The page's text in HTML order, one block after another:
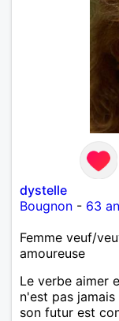
dystelle
Bougnon - 63
Femme veuf/
amoureuse
Le verbe aimer
n'est pas
son futur est